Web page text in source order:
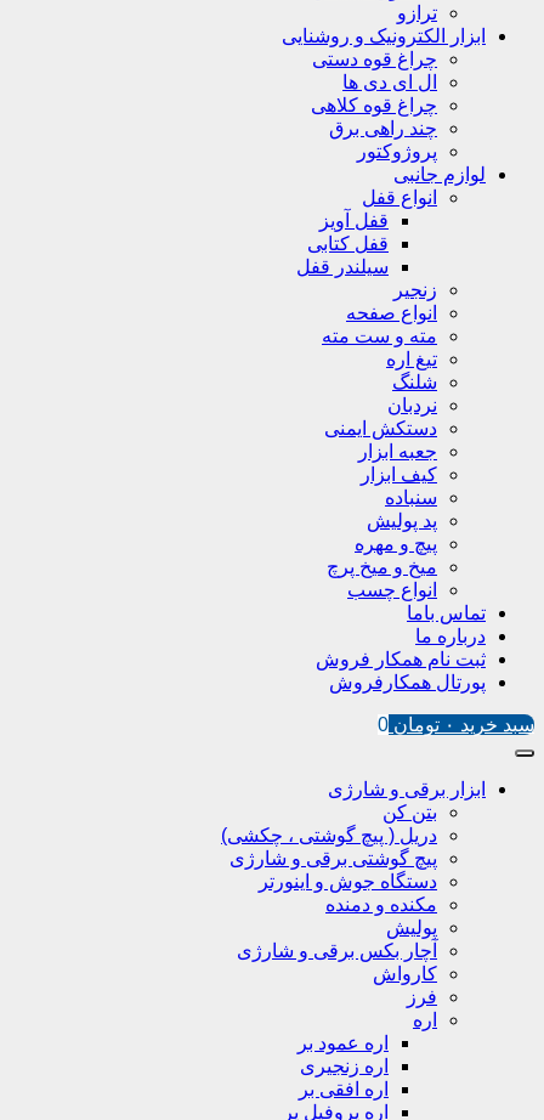
ترازو
ابزار الکترونیک و روشنایی
چراغ قوه دستی
ال ای دی ها
چراغ قوه کلاهی
چند راهی برق
پروژوکتور
لوازم جانبی
انواع قفل
قفل آویز
قفل کتابی
سیلندر قفل
زنجیر
انواع صفحه
مته و ست مته
تیغ اره
شلنگ
نردبان
دستکش ایمنی
جعبه ابزار
کیف ابزار
سنباده
پد پولیش
پیچ و مهره
میخ و میخ پرچ
انواع چسب
تماس باما
درباره ما
ثبت نام همکار فروش
پورتال همکارفروش
سبد خرید ۰ تومان 0
ابزار برقی و شارژی
بتن کن
دریل ( پیچ گوشتی ، چکشی)
پیچ گوشتی برقی و شارژی
دستگاه جوش و اینورتر
مکنده و دمنده
پولیش
آچار بکس برقی و شارژی
کارواش
فرز
اره
اره عمود بر
اره زنجیری
اره افقی بر
اره پروفیل پر